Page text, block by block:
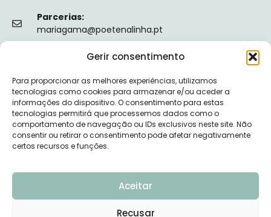
Gerir consentimento
Para proporcionar as melhores experiências, utilizamos
tecnologias como cookies para armazenar e/ou aceder a
informações do dispositivo. O consentimento para estas
tecnologias permitirá que processemos dados como o
comportamento de navegação ou IDs exclusivos neste site. Não
consentir ou retirar o consentimento pode afetar negativamente
certos recursos e funções.
Aceitar
Recusar
Parcerias:
mariagama@poetenalinha.pt
Política de privacidade
Termos e Condições
Livro de reclamações
Nº de Registo da ERS: E149128